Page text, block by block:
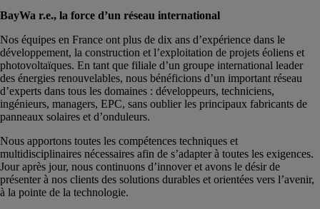
BayWa r.e., la force d’un réseau international
Nos équipes en France ont plus de dix ans d’expérience dans le
développement, la construction et l’exploitation de projets éoliens et
photovoltaïques. En tant que filiale d’un groupe international leader
des énergies renouvelables, nous bénéficions d’un important réseau
d’experts dans tous les domaines : développeurs, techniciens,
ingénieurs, managers, EPC, sans oublier les principaux fabricants de
panneaux solaires et d’onduleurs.
Nous apportons toutes les compétences techniques et
multidisciplinaires nécessaires afin de s’adapter à toutes les exigences.
Jour après jour, nous continuons d’innover et avons le désir de
présenter à nos clients des solutions durables et orientées vers l’avenir,
à la pointe de la technologie.